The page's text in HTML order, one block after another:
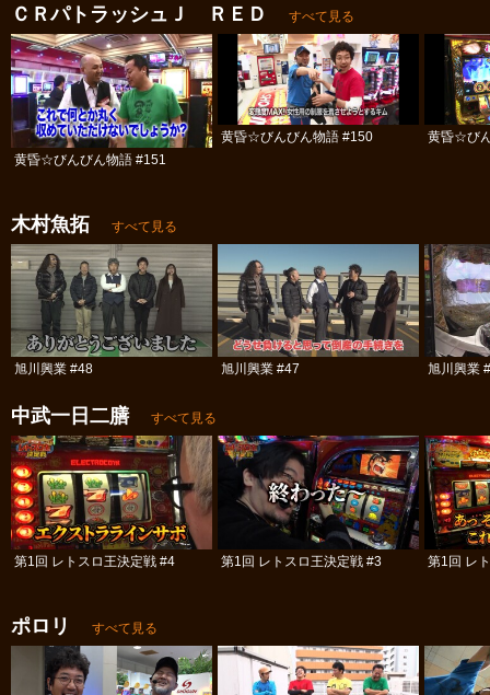
ＣＲパトラッシュＪ ＲＥＤ すべて見る
黄昏☆びんびん物語 #151
黄昏☆びんびん物語 #150 黄昏☆び
木村魚拓 すべて見る
旭川興業 #48 旭川興業 #47 旭川興業
中武一日二膳 すべて見る
第1回 レトスロ王決定戦 #4 第1回 レトスロ王決定戦 #3 第1回 レ
ポロリ すべて見る